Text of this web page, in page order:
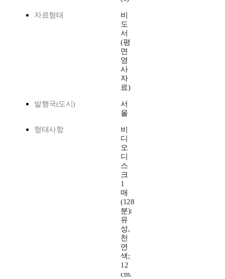
자료형태
비
도
서
(평
면
영
사
자
료)
발행국(도시)
서
울
형태사항
비
디
오
디
스
크
1
매
(128
분):
유
성,
천
연
색;
12
cm.